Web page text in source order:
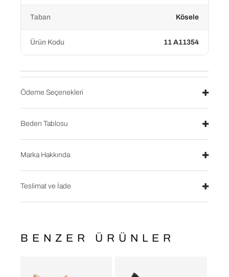
Taban Kösele
Ürün Kodu 11 A11354
Ödeme Seçenekleri
Beden Tablosu
Marka Hakkında
Teslimat ve İade
BENZER ÜRÜNLER